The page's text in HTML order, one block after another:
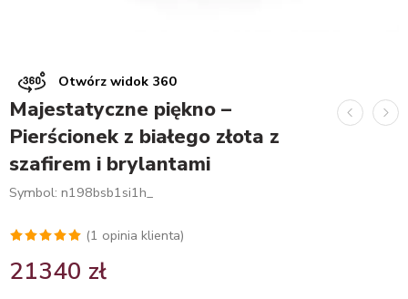
Otwórz widok 360
Majestatyczne piękno –
Pierścionek z białego złota z
szafirem i brylantami
Symbol: n198bsb1si1h_
5.00na 5
(1 opinia klienta)
21340 zł